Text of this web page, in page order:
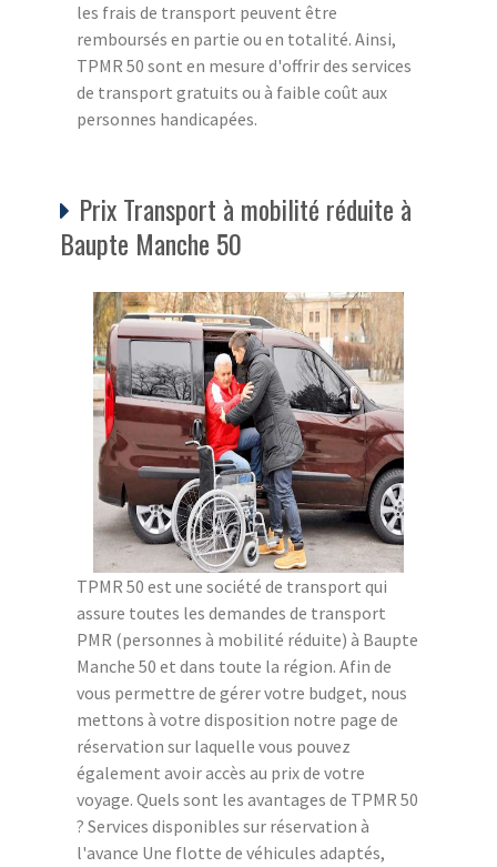
les frais de transport peuvent être
remboursés en partie ou en totalité. Ainsi,
TPMR 50 sont en mesure d'offrir des services
de transport gratuits ou à faible coût aux
personnes handicapées.
Prix Transport à mobilité réduite à
Baupte Manche 50
TPMR 50 est une société de transport qui
assure toutes les demandes de transport
PMR (personnes à mobilité réduite) à Baupte
Manche 50 et dans toute la région. Afin de
vous permettre de gérer votre budget, nous
mettons à votre disposition notre page de
réservation sur laquelle vous pouvez
également avoir accès au prix de votre
voyage. Quels sont les avantages de TPMR 50
? Services disponibles sur réservation à
l'avance Une flotte de véhicules adaptés,